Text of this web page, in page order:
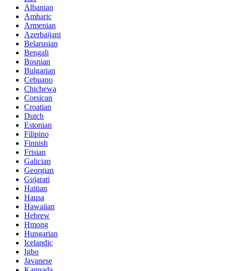
Albanian
Amharic
Armenian
Azerbaijani
Belarusian
Bengali
Bosnian
Bulgarian
Cebuano
Chichewa
Corsican
Croatian
Dutch
Estonian
Filipino
Finnish
Frisian
Galician
Georgian
Gujarati
Haitian
Hausa
Hawaiian
Hebrew
Hmong
Hungarian
Icelandic
Igbo
Javanese